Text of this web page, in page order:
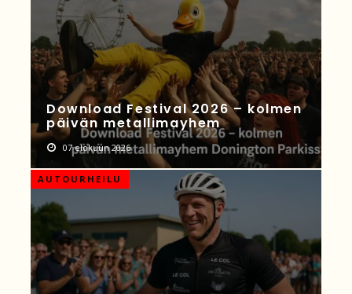
Download Festival 2026 – kolmen
päivän metallimayhem
07 elokuun 2026
AUTOURHEILU